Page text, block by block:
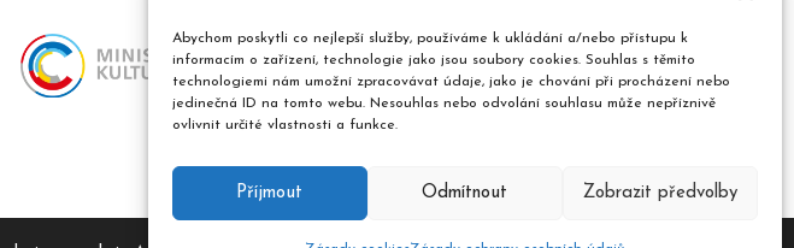
Abychom poskytli co nejlepší služby, používáme k ukládání a/nebo přístupu k
informacím o zařízení, technologie jako jsou soubory cookies. Souhlas s těmito
technologiemi nám umožní zpracovávat údaje, jako je chování při procházení nebo
jedinečná ID na tomto webu. Nesouhlas nebo odvolání souhlasu může nepříznivě
ovlivnit určité vlastnosti a funkce.
Příjmout Odmítnout Zobrazit předvolby